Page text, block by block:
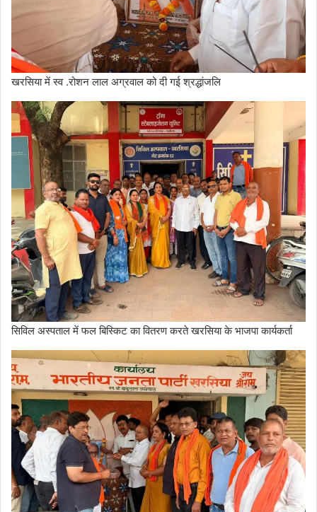
खरसिया में स्व .रोशन लाल अग्रवाल को दी गई श्रद्धांजलि
सिविल अस्पताल में फल बिस्किट का वितरण करते खरसिया के भाजपा कार्यकर्ता